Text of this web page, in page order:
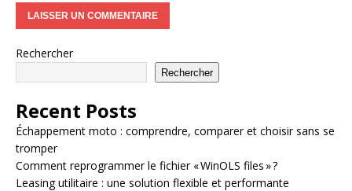
Rechercher
Rechercher
Recent Posts
Échappement moto : comprendre, comparer et choisir sans se
tromper
Comment reprogrammer le fichier « WinOLS files » ?
Leasing utilitaire : une solution flexible et performante